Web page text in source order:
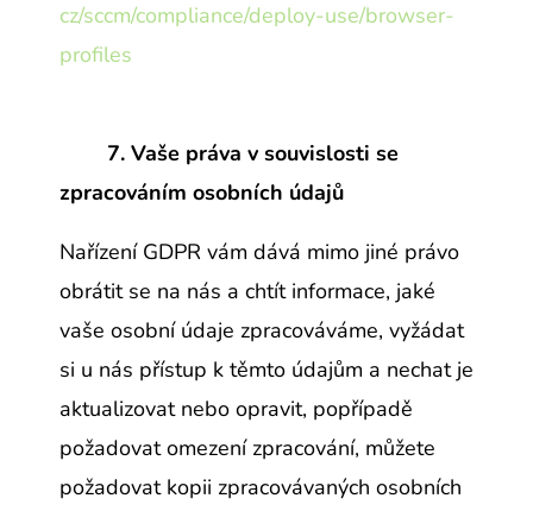
cz/sccm/compliance/deploy-use/browser-
profiles
7. Vaše práva v souvislosti se
zpracováním osobních údajů
Nařízení GDPR vám dává mimo jiné právo
obrátit se na nás a chtít informace, jaké
vaše osobní údaje zpracováváme, vyžádat
si u nás přístup k těmto údajům a nechat je
aktualizovat nebo opravit, popřípadě
požadovat omezení zpracování, můžete
požadovat kopii zpracovávaných osobních